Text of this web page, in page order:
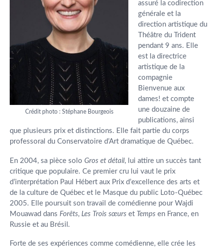
Crédit photo : Stéphane Bourgeois
assuré la codirection
générale et la
direction artistique du
Théâtre du Trident
pendant 9 ans. Elle
est la directrice
artistique de la
compagnie
Bienvenue aux
dames! et compte
une douzaine de
publications, ainsi
que plusieurs prix et distinctions. Elle fait partie du corps
professoral du Conservatoire d’Art dramatique de Québec.
En 2004, sa pièce solo Gros et détail, lui attire un succès tant
critique que populaire. Ce premier cru lui vaut le prix
d’interprétation Paul Hébert aux Prix d’excellence des arts et
de la culture de Québec et le Masque du public Loto-Québec
2005. Elle poursuit son travail de comédienne pour Wajdi
Mouawad dans Forêts, Les Trois sœurs et Temps en France, en
Russie et au Brésil .
Forte de ses expériences comme comédienne, elle crée les